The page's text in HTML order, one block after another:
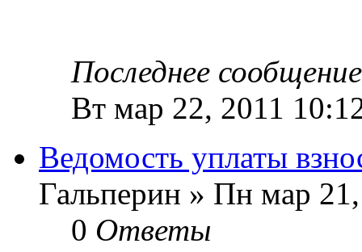
Последнее
Вт мар 22, 2011
Ведомость уплаты
Гальперин » Пн мар
0 Ответы